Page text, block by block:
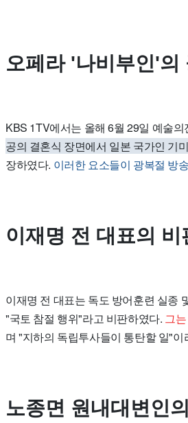
오페라 '나비부인'의
KBS 1TV에서는 올해 6월 29일 예술
공의 결혼식 장면에서 일본 국가인 기
장하였다. 이러한 요소들이 광복절 방
이재명 전 대표의 비
이재명 전 대표는 독도 방어훈련 실종
"국토 참절 행위"라고 비판하였다. 그
며 "지하의 독립투사들이 통탄할 일"이
노종면 원내대변인